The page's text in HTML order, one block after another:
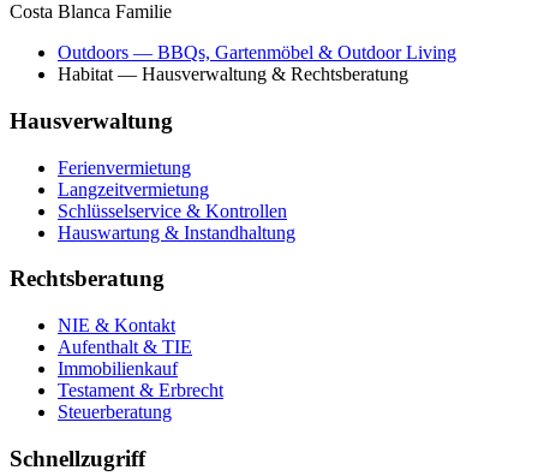
Costa Blanca Familie
Outdoors — BBQs, Gartenmöbel & Outdoor Living
Habitat — Hausverwaltung & Rechtsberatung
Hausverwaltung
Ferienvermietung
Langzeitvermietung
Schlüsselservice & Kontrollen
Hauswartung & Instandhaltung
Rechtsberatung
NIE & Kontakt
Aufenthalt & TIE
Immobilienkauf
Testament & Erbrecht
Steuerberatung
Schnellzugriff